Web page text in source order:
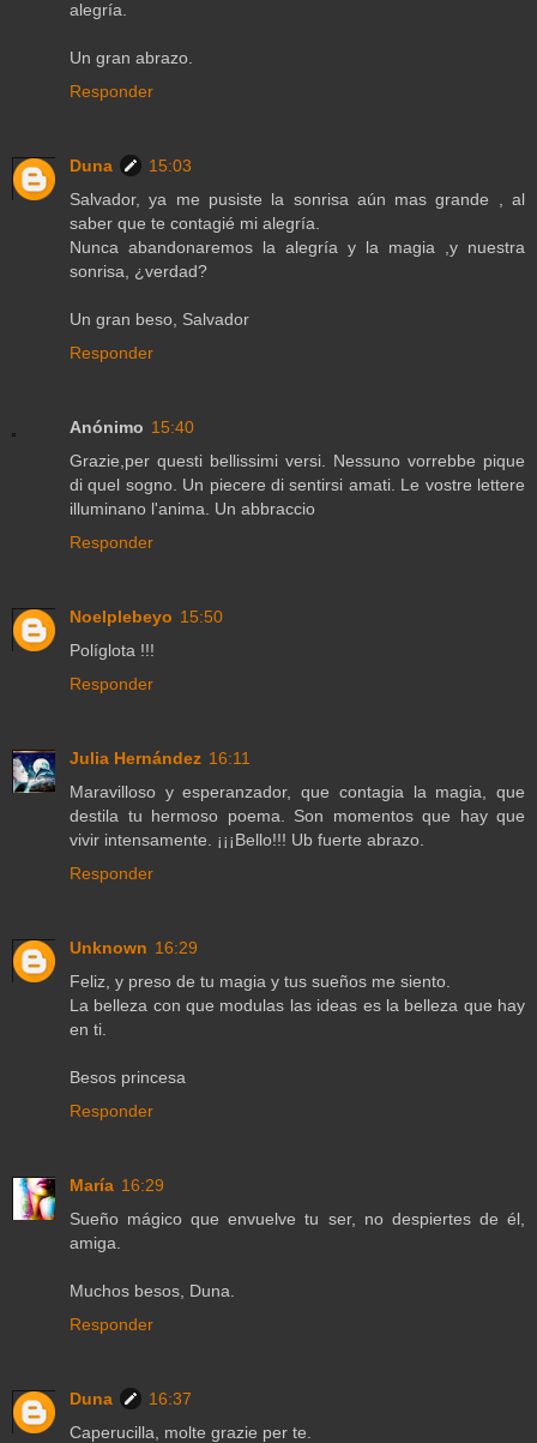
alegría.
Un gran abrazo.
Responder
Duna
15:03
Salvador, ya me pusiste la sonrisa aún mas grande , al
saber que te contagié mi alegría.
Nunca abandonaremos la alegría y la magia ,y nuestra
sonrisa, ¿verdad?
Un gran beso, Salvador
Responder
Anónimo 15:40
Grazie,per questi bellissimi versi. Nessuno vorrebbe pique
di quel sogno. Un piecere di sentirsi amati. Le vostre lettere
illuminano l'anima. Un abbraccio
Responder
Noelplebeyo 15:50
Políglota !!!
Responder
Julia Hernández 16:11
Maravilloso y esperanzador, que contagia la magia, que
destila tu hermoso poema. Son momentos que hay que
vivir intensamente. ¡¡¡Bello!!! Ub fuerte abrazo.
Responder
Unknown 16:29
Feliz, y preso de tu magia y tus sueños me siento.
La belleza con que modulas las ideas es la belleza que hay
en ti.
Besos princesa
Responder
María 16:29
Sueño mágico que envuelve tu ser, no despiertes de él,
amiga.
Muchos besos, Duna.
Responder
Duna
16:37
Caperucilla, molte grazie per te.